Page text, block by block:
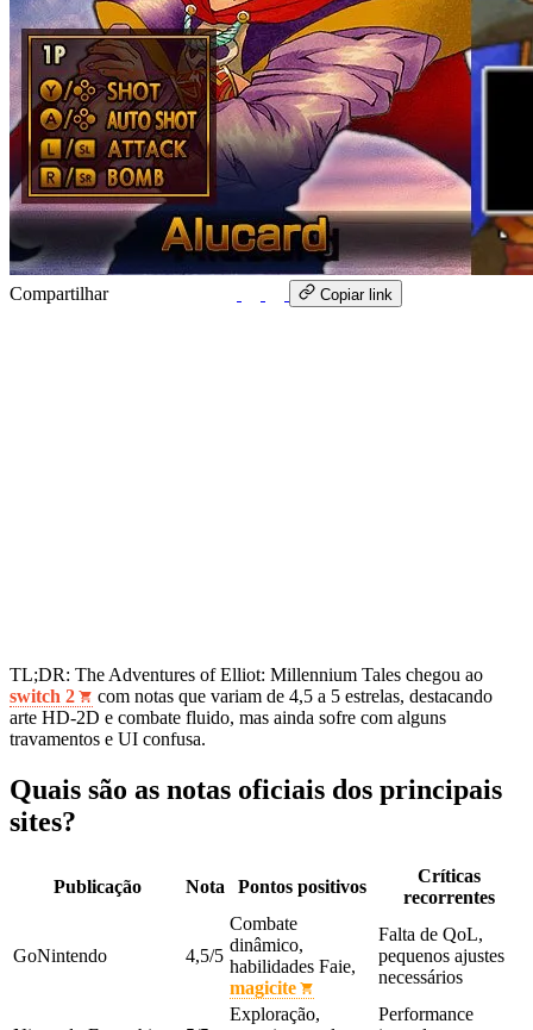
Compartilhar Copiar link
TL;DR: The Adventures of Elliot: Millennium Tales chegou ao
switch 2
com notas que variam de 4,5 a 5 estrelas, destacando
arte HD‑2D e combate fluido, mas ainda sofre com alguns
travamentos e UI confusa.
Quais são as notas oficiais dos principais
sites?
Publicação Nota Pontos positivos
Críticas
recorrentes
GoNintendo 4,5/5
Combate
dinâmico,
habilidades Faie,
magicite
Falta de QoL,
pequenos ajustes
necessários
Exploração,
Performance